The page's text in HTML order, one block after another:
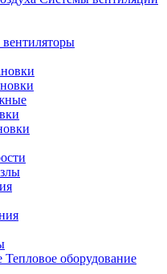
Тепловое оборудование